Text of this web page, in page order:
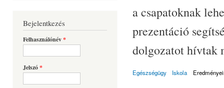
Bejelentkezés
Felhasználónév*
Jelszó*
a csapatoknak
prezentáció
dolgozatot hívtak
Egészségügy Iskola